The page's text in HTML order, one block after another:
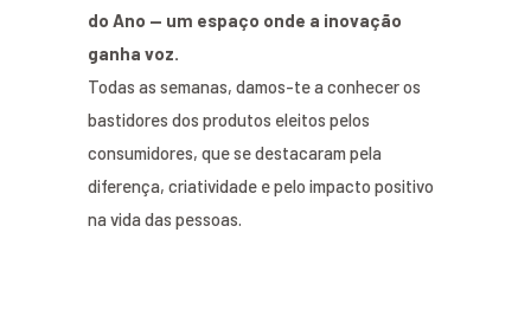
do Ano — um espaço onde a inovação
ganha voz.
Todas as semanas, damos-te a conhecer os
bastidores dos produtos eleitos pelos
consumidores, que se destacaram pela
diferença, criatividade e pelo impacto positivo
na vida das pessoas.